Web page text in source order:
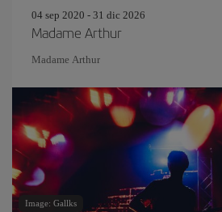
04 sep 2020 - 31 dic 2026
Madame Arthur
Madame Arthur
Image: Gallks